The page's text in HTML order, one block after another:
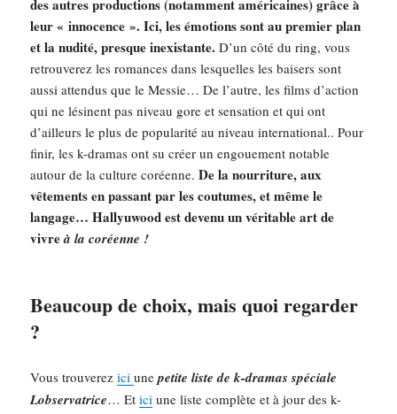
des autres productions (notamment américaines) grâce à
leur « innocence ». Ici, les émotions sont au premier plan
et la nudité, presque inexistante. D’un côté du ring, vous
retrouverez les romances dans lesquelles les baisers sont
aussi attendus que le Messie… De l’autre, les films d’action
qui ne lésinent pas niveau gore et sensation et qui ont
d’ailleurs le plus de popularité au niveau international.. Pour
finir, les k-dramas ont su créer un engouement notable
autour de la culture coréenne.De la nourriture, aux
vêtements en passant par les coutumes, et même le
langage… Hallyuwood est devenu un véritable art de
vivreà la coréenne !
Beaucoup de choix, mais quoi regarder
?
Vous trouverezici unepetite liste de k-dramas spéciale
Lobservatrice… Etici une liste complète et à jour des k-